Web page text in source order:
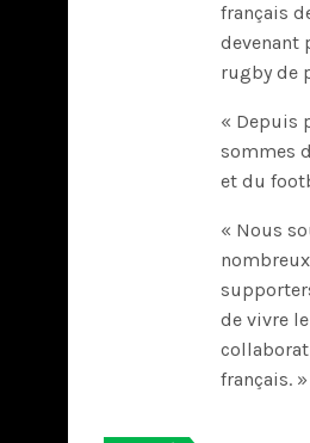
français
devenant
rugby de
« Depuis
sommes
et du
« Nous
de vivre
français. »